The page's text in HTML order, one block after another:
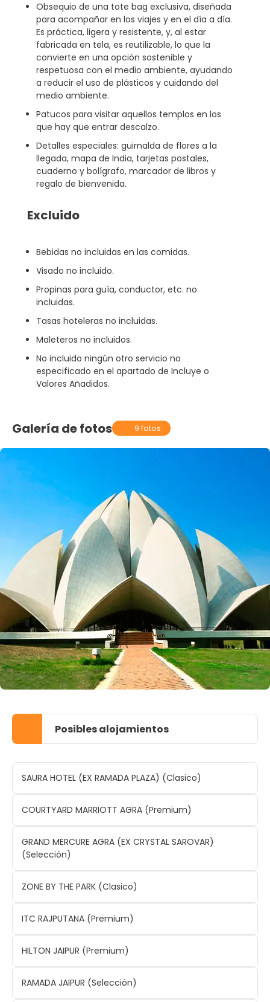
Obsequio de una tote bag exclusiva, diseñada
para acompañar en los viajes y en el día a día.
Es práctica, ligera y resistente, y, al estar
fabricada en tela, es reutilizable, lo que la
convierte en una opción sostenible y
respetuosa con el medio ambiente, ayudando
a reducir el uso de plásticos y cuidando del
medio ambiente.
Patucos para visitar aquellos templos en los
que hay que entrar descalzo.
Detalles especiales: guirnalda de flores a la
llegada, mapa de India, tarjetas postales,
cuaderno y bolígrafo, marcador de libros y
regalo de bienvenida.
Excluido
Bebidas no incluidas en las comidas.
Visado no incluido.
Propinas para guía, conductor, etc. no
incluidas.
Tasas hoteleras no incluidas.
Maleteros no incluidos.
No incluido ningún otro servicio no
especificado en el apartado de Incluye o
Valores Añadidos.
Galería de fotos 9 fotos
Posibles alojamientos
SAURA HOTEL (EX RAMADA PLAZA) (Clasico)
COURTYARD MARRIOTT AGRA (Premium)
GRAND MERCURE AGRA (EX CRYSTAL SAROVAR)
(Selección)
ZONE BY THE PARK (Clasico)
ITC RAJPUTANA (Premium)
HILTON JAIPUR (Premium)
RAMADA JAIPUR (Selección)